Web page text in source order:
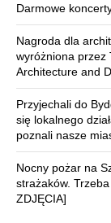
Darmowe
Nagroda dla
wyróżniona przez
Architecture and
Przyjechali do
się lokalnego
poznali nasze
Nocny pożar na
strażaków.
ZDJĘCIA]